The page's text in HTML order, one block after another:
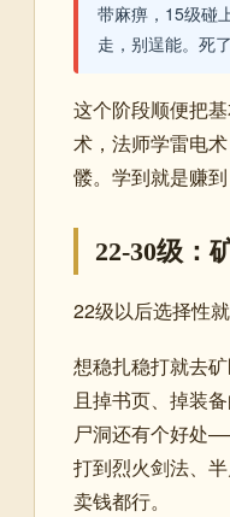
带麻痹，15级碰
走，别逞能。死
这个阶段顺便把
术，法师学雷电
髅。学到就是赚到
22-30级：
22级以后选择性就
想稳扎稳打就去
且掉书页、掉装
尸洞还有个好处
打到烈火剑法、
卖钱都行。